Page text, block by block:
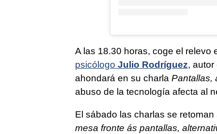
A las 18.30 horas, coge el relevo
psicólogo Julio Rodríguez,
ahondará en su charla Pantallas,
abuso de la tecnología afecta al
El sábado las charlas se
mesa fronte ás pantallas,